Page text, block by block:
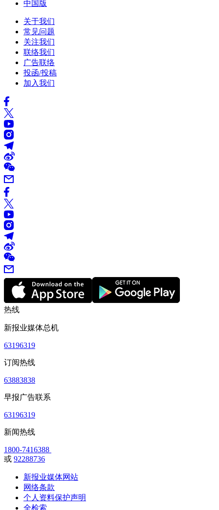
中国版
关于我们
常见问题
关注我们
联络我们
广告联络
投函/投稿
加入我们
热线
新报业媒体总机
63196319
订阅热线
63883838
早报广告联系
63196319
新闻热线
1800-7416388
或 92288736
新报业媒体网站
网络条款
个人资料保护声明
全检索